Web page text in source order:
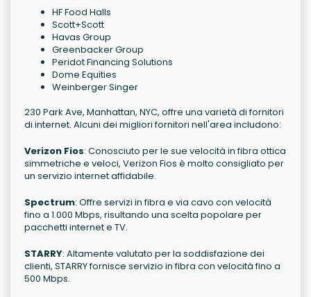
HF Food Halls
Scott+Scott
Havas Group
Greenbacker Group
Peridot Financing Solutions
Dome Equities
Weinberger Singer
230 Park Ave, Manhattan, NYC, offre una varietà di fornitori
di internet. Alcuni dei migliori fornitori nell'area includono:
Verizon Fios: Conosciuto per le sue velocità in fibra ottica
simmetriche e veloci, Verizon Fios è molto consigliato per
un servizio internet affidabile.
Spectrum: Offre servizi in fibra e via cavo con velocità
fino a 1.000 Mbps, risultando una scelta popolare per
pacchetti internet e TV.
STARRY: Altamente valutato per la soddisfazione dei
clienti, STARRY fornisce servizio in fibra con velocità fino a
500 Mbps.